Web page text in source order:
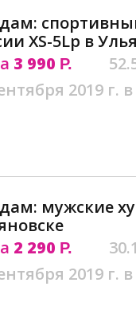
XS-5Lр в
3 990 Р.
2019 г.
мужские
2 290 Р.
2019 г.